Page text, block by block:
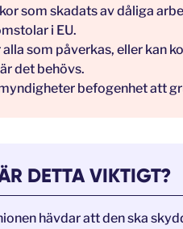
som skadats av dåliga
i EU.
alla som påverkas, eller kan
det behövs.
befogenhet att
DETTA VIKTIGT?
hävdar att den ska